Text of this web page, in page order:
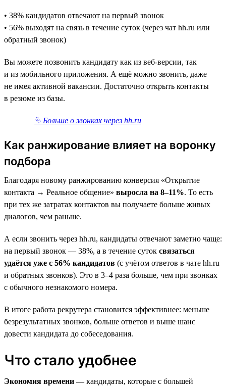
• 38% кандидатов отвечают на первый звонок
• 56% выходят на связь в течение суток (через чат hh.ru или
обратный звонок)
Вы можете позвонить кандидату как из веб-версии, так
и из мобильного приложения. А ещё можно звонить, даже
не имея активной вакансии. Достаточно открыть контакты
в резюме из базы.
⮱ Больше о звонках через hh.ru
Как ранжирование влияет на воронку
подбора
Благодаря новому ранжированию конверсия «Открытие
контакта → Реальное общение» выросла на 8–11%. То есть
при тех же затратах контактов вы получаете больше живых
диалогов, чем раньше.
А если звонить через hh.ru, кандидаты отвечают заметно чаще:
на первый звонок — 38%, а в течение суток связаться
удаётся уже с 56% кандидатов (с учётом ответов в чате hh.ru
и обратных звонков). Это в 3–4 раза больше, чем при звонках
с обычного незнакомого номера.
В итоге работа рекрутера становится эффективнее: меньше
безрезультатных звонков, больше ответов и выше шанс
довести кандидата до собеседования.
Что стало удобнее
Экономия времени —кандидаты, которые с большей